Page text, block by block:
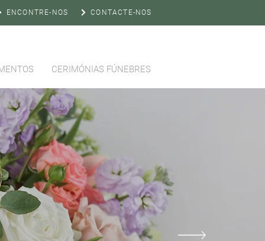
ENCONTRE-NOS CONTACTE-NOS
CERIMÓNIAS FÚNEBRES